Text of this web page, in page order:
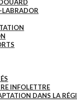
LABRADOR
INFOLETTRE
DANS LA